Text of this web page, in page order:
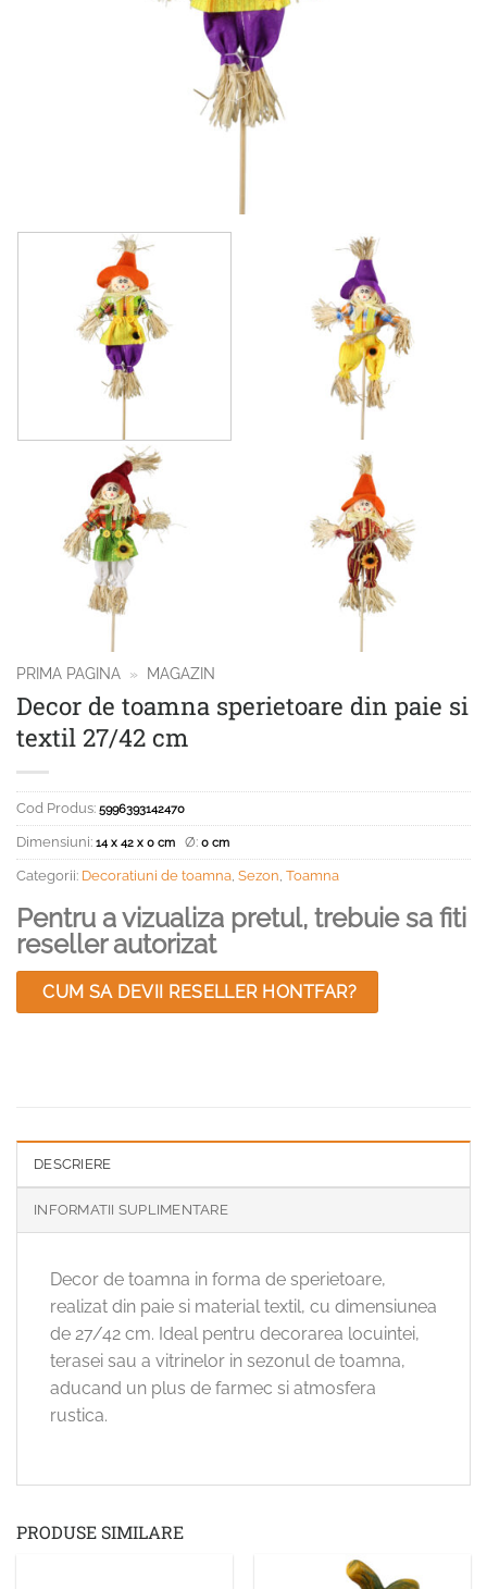
PRIMA PAGINA » MAGAZIN
Decor de toamna sperietoare din paie si
textil 27/42 cm
Cod Produs: 5996393142470
Dimensiuni: 14 x 42 x 0 cm Ø: 0 cm
Categorii: Decoratiuni de toamna Sezon Toamna
Pentru a vizualiza pretul, trebuie sa fiti
reseller autorizat
CUM SA DEVII RESELLER HONTFAR?
DESCRIERE
INFORMATII SUPLIMENTARE
Decor de toamna in forma de sperietoare,
realizat din paie si material textil, cu dimensiunea
de 27/42 cm. Ideal pentru decorarea locuintei,
terasei sau a vitrinelor in sezonul de toamna,
aducand un plus de farmec si atmosfera
rustica.
PRODUSE SIMILARE